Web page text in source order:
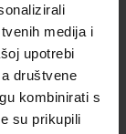
medija i
upotrebi
društvene
kombinirati s
su prikupili
Mesić